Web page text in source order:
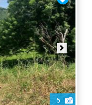
5
Next